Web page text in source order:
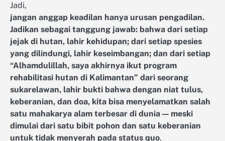
Jadi,
jangan anggap keadilan hanya urusan pengadilan.
Jadikan sebagai tanggung jawab: bahwa dari setiap
jejak di hutan, lahir kehidupan; dari setiap spesies
yang dilindungi, lahir keseimbangan; dan dari setiap
“Alhamdulillah, saya akhirnya ikut program
rehabilitasi hutan di Kalimantan” dari seorang
sukarelawan, lahir bukti bahwa dengan niat tulus,
keberanian, dan doa, kita bisa menyelamatkan salah
satu mahakarya alam terbesar di dunia — meski
dimulai dari satu bibit pohon dan satu keberanian
untuk tidak menyerah pada status quo.